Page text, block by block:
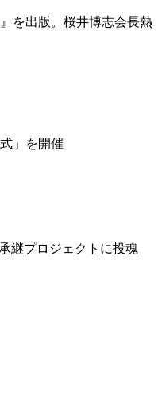
を出版。桜井博志会長熱
」を開催
継プロジェクトに投魂